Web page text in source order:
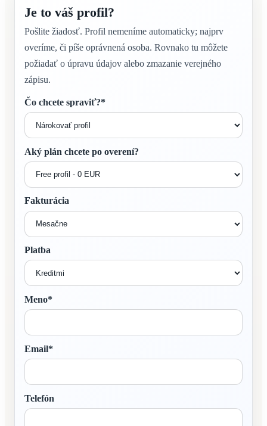
Je to váš profil?
Pošlite žiadosť. Profil nemeníme automaticky; najprv
overíme, či píše oprávnená osoba. Rovnako tu môžete
požiadať o úpravu údajov alebo zmazanie verejného
zápisu.
Čo chcete spraviť?*
Aký plán chcete po overení?
Fakturácia
Platba
Meno*
Email*
Telefón